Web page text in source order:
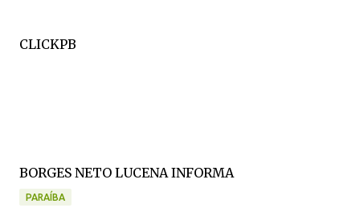
CLICKPB
BORGES NETO LUCENA INFORMA
PARAÍBA